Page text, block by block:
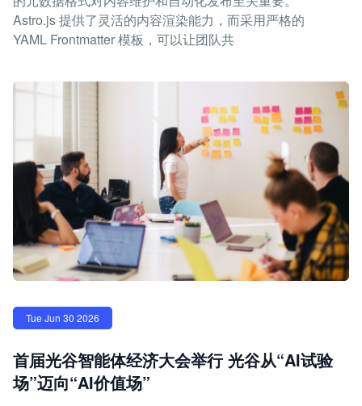
Astro.js 提供了灵活的内容渲染能力，而采用严格的
YAML Frontmatter 模板，可以让团队共
Tue Jun 30 2026
首届光谷智能体经济大会举行 光谷从“AI试验
场”迈向“AI价值场”